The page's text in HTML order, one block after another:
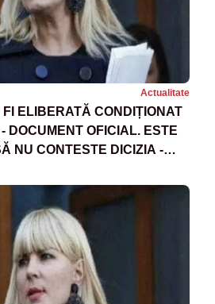
Actualitate
ELIBERATĂ CONDIȚIONAT
DOCUMENT OFICIAL. ESTE
NU CONTESTE DICIZIA -